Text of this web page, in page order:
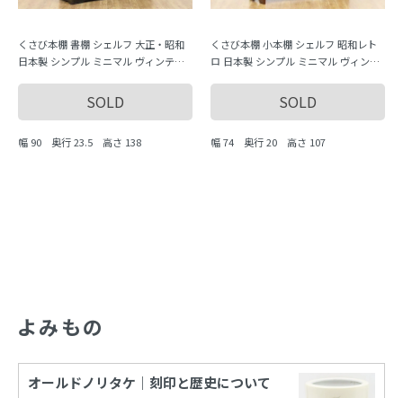
くさび本棚 書棚 シェルフ 大正・昭和
日本製 シンプル ミニマル ヴィンテー
SOLD
幅 90 奥行 23.5 高さ 138
くさび本棚 小本棚 シェルフ 昭和レト
ロ 日本製 シンプル ミニマル ヴィンテ
SOLD
幅 74 奥行 20 高さ 107
よみもの
オールドノリタケ｜刻印と歴史について